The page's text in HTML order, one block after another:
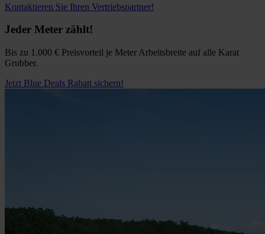
Kontaktieren Sie Ihren Vertriebspartner!
Jeder Meter zählt!
Bis zu 1.000 € Preisvorteil je Meter Arbeitsbreite auf alle Karat
Grubber.
Jetzt Blue Deals Rabatt sichern!